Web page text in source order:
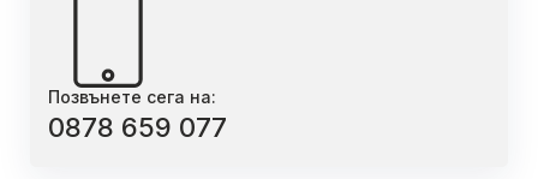
Позвънете сега на:
0878 659 077